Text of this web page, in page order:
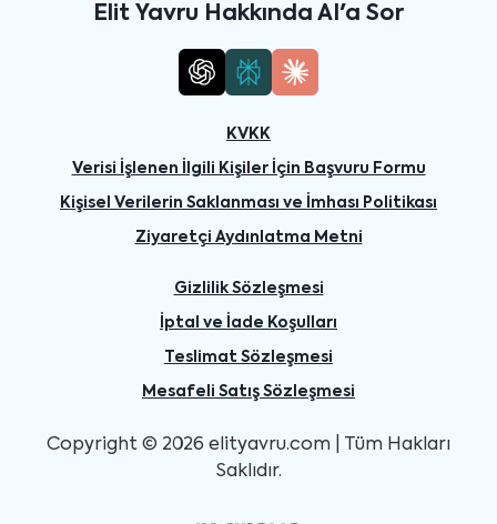
Elit Yavru Hakkında AI'a Sor
KVKK
Verisi İşlenen İlgili Kişiler İçin Başvuru Formu
Kişisel Verilerin Saklanması ve İmhası Politikası
Ziyaretçi Aydınlatma Metni
Gizlilik Sözleşmesi
İptal ve İade Koşulları
Teslimat Sözleşmesi
Mesafeli Satış Sözleşmesi
Copyright © 2026 elityavru.com | Tüm Hakları
Saklıdır.